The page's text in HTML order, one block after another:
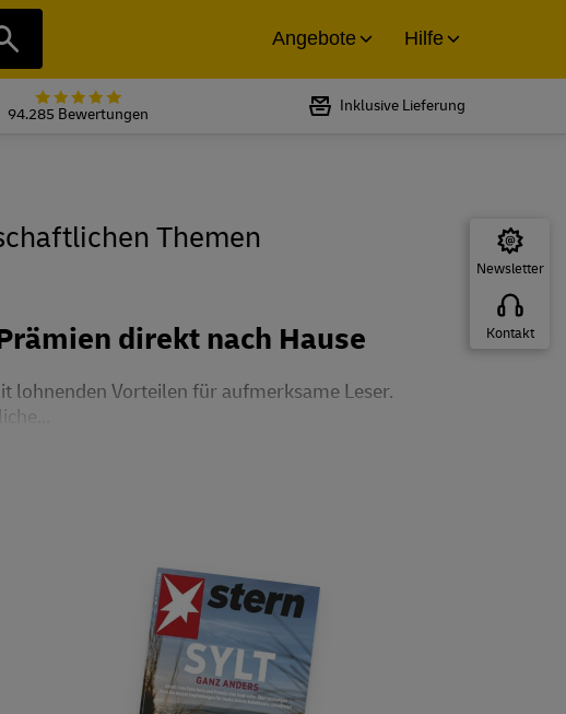
Suchen
Angebote Hilfe
Bewertet mit 5 von 5 Sternen bei
94.285 Bewertungen
Inklusive Lieferung
Newsletter
Kontakt
Themen
direkt nach Hause
Vorteilen für aufmerksame Leser.